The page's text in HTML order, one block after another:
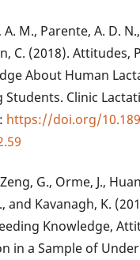
A. M., Parente, A. D.
C. (2018). Attitudes,
About Human
Students. Clinic
https://doi.org/
G., Orme, J.,
and Kavanagh, K.
Knowledge,
in a Sample of